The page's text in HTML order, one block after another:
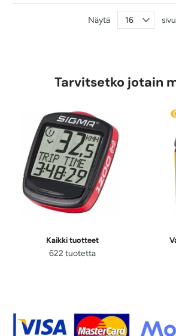
Näytä
Tarvitsetko jotain
Kaikki tuotteet
622 tuotetta